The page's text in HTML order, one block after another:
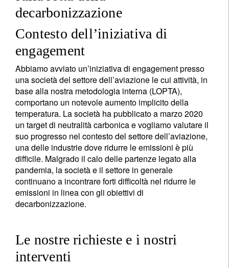
decarbonizzazione
Contesto dell’iniziativa di
engagement
Abbiamo avviato un’iniziativa di engagement presso
una società del settore dell’aviazione le cui attività, in
base alla nostra metodologia interna (LOPTA),
comportano un notevole aumento implicito della
temperatura. La società ha pubblicato a marzo 2020
un target di neutralità carbonica e vogliamo valutare il
suo progresso nel contesto del settore dell’aviazione,
una delle industrie dove ridurre le emissioni è più
difficile. Malgrado il calo delle partenze legato alla
pandemia, la società e il settore in generale
continuano a incontrare forti difficoltà nel ridurre le
emissioni in linea con gli obiettivi di
decarbonizzazione.
Le nostre richieste e i nostri
interventi